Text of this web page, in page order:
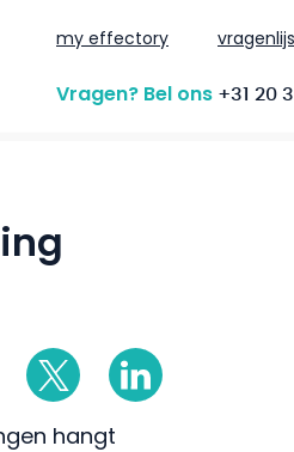
my effectory
Vragen? Bel ons +31 20
hangt